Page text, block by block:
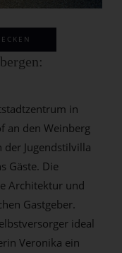
in
an den Weinberg
Jugendstilvilla
Gäste. Die
Architektur und
Gastgeber.
ideal
Veronika ein